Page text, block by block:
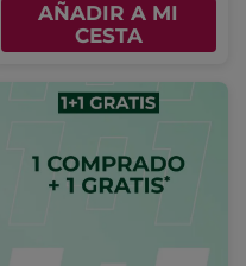
AÑADIR A MI
CESTA